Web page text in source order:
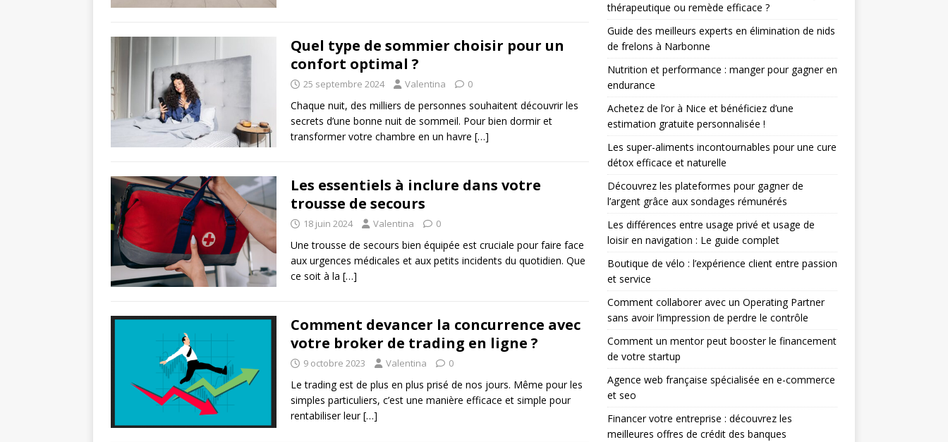
Quel type de sommier choisir pour un
confort optimal ?
25 septembre 2024 Valentina 0
Chaque nuit, des milliers de personnes souhaitent découvrir les
secrets d’une bonne nuit de sommeil. Pour bien dormir et
transformer votre chambre en un havre […]
Les essentiels à inclure dans votre
trousse de secours
18 juin 2024 Valentina 0
Une trousse de secours bien équipée est cruciale pour faire face
aux urgences médicales et aux petits incidents du quotidien. Que
ce soit à la […]
Comment devancer la concurrence avec
votre broker de trading en ligne ?
9 octobre 2023 Valentina 0
Le trading est de plus en plus prisé de nos jours. Même pour les
simples particuliers, c’est une manière efficace et simple pour
rentabiliser leur[…]
thérapeutique ou remède efficace ?
Guide des meilleurs experts en élimination de nids
de frelons à Narbonne
Nutrition et performance : manger pour gagner en
endurance
Achetez de l’or à Nice et bénéficiez d’une
estimation gratuite personnalisée !
Les super-aliments incontournables pour une cure
détox efficace et naturelle
Découvrez les plateformes pour gagner de
l’argent grâce aux sondages rémunérés
Les différences entre usage privé et usage de
loisir en navigation : Le guide complet
Boutique de vélo : l’expérience client entre passion
et service
Comment collaborer avec un Operating Partner
sans avoir l’impression de perdre le contrôle
Comment un mentor peut booster le financement
de votre startup
Agence web française spécialisée en e-commerce
et seo
Financer votre entreprise : découvrez les
meilleures offres de crédit des banques